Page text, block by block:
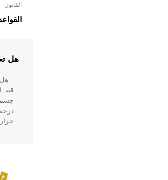
القانون
هل
- هل
في
- هل